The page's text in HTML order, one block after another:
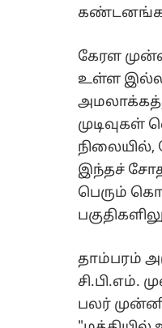
கேரள
உள்ள
முடிவுகள்
நிலையில்,
இந்தச்
பெரும்
தாம்பரம்
சி.பி.எம்.
பலர்